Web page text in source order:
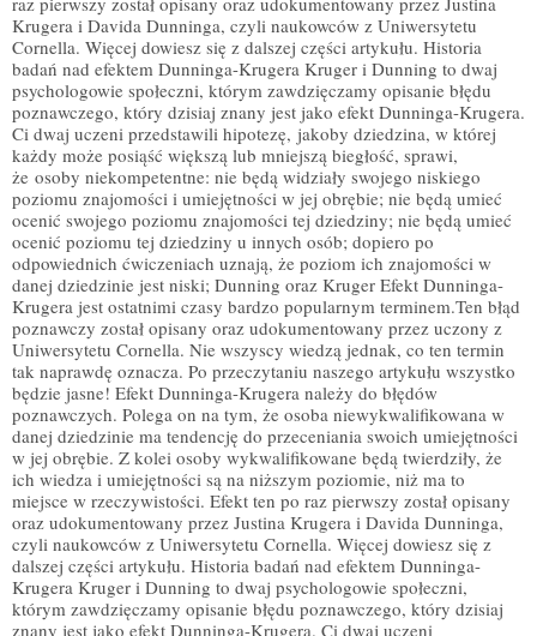
Krugera i Davida Dunninga, czyli naukowców z Uniwersytetu
Cornella. Więcej dowiesz się z dalszej części artykułu. Historia
badań nad efektem Dunninga-Krugera Kruger i Dunning to dwaj
psychologowie społeczni, którym zawdzięczamy opisanie błędu
poznawczego, który dzisiaj znany jest jako efekt Dunninga-Krugera.
Ci dwaj uczeni przedstawili hipotezę, jakoby dziedzina, w której
każdy może posiąść większą lub mniejszą biegłość, sprawi,
że osoby niekompetentne: nie będą widziały swojego niskiego
poziomu znajomości i umiejętności w jej obrębie; nie będą umieć
ocenić swojego poziomu znajomości tej dziedziny; nie będą umieć
ocenić poziomu tej dziedziny u innych osób; dopiero po
odpowiednich ćwiczeniach uznają, że poziom ich znajomości w
danej dziedzinie jest niski; Dunning oraz Kruger Efekt Dunninga-
Krugera jest ostatnimi czasy bardzo popularnym terminem.Ten błąd
poznawczy został opisany oraz udokumentowany przez uczony z
Uniwersytetu Cornella. Nie wszyscy wiedzą jednak, co ten termin
tak naprawdę oznacza. Po przeczytaniu naszego artykułu wszystko
będzie jasne! Efekt Dunninga-Krugera należy do błędów
poznawczych. Polega on na tym, że osoba niewykwalifikowana w
danej dziedzinie ma tendencję do przeceniania swoich umiejętności
w jej obrębie. Z kolei osoby wykwalifikowane będą twierdziły, że
ich wiedza i umiejętności są na niższym poziomie, niż ma to
miejsce w rzeczywistości. Efekt ten po raz pierwszy został opisany
oraz udokumentowany przez Justina Krugera i Davida Dunninga,
czyli naukowców z Uniwersytetu Cornella. Więcej dowiesz się z
dalszej części artykułu. Historia badań nad efektem Dunninga-
Krugera Kruger i Dunning to dwaj psychologowie społeczni,
którym zawdzięczamy opisanie błędu poznawczego, który dzisiaj
znany jest jako efekt Dunninga-Krugera. Ci dwaj uczeni